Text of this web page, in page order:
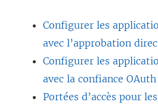
Configurer les
avec l’approbation
Configurer les
avec la confiance OAuth
Portées d’accès pour